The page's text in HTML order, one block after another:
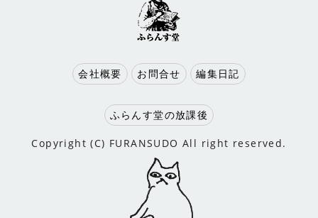
会社概要 お問合せ 編集日記
ふらんす堂の放課後
Copyright (C) FURANSUDO All right reserved.